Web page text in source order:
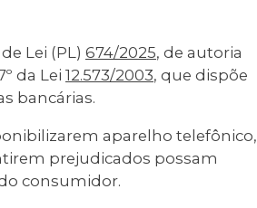
Lei (PL) 674/2025, de autoria
da Lei 12.573/2003, que dispõe
bancárias.
aparelho telefônico,
prejudicados possam
consumidor.